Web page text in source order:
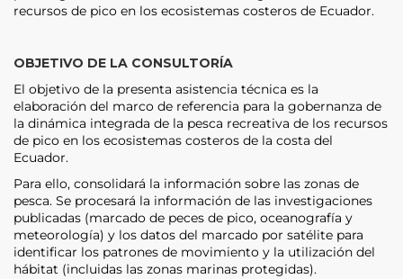
recursos de pico en los ecosistemas costeros de Ecuador.
OBJETIVO DE LA CONSULTORÍA
El objetivo de la presenta asistencia técnica es la
elaboración del marco de referencia para la gobernanza de
la dinámica integrada de la pesca recreativa de los recursos
de pico en los ecosistemas costeros de la costa del
Ecuador.
Para ello, consolidará la información sobre las zonas de
pesca. Se procesará la información de las investigaciones
publicadas (marcado de peces de pico, oceanografía y
meteorología) y los datos del marcado por satélite para
identificar los patrones de movimiento y la utilización del
hábitat (incluidas las zonas marinas protegidas).